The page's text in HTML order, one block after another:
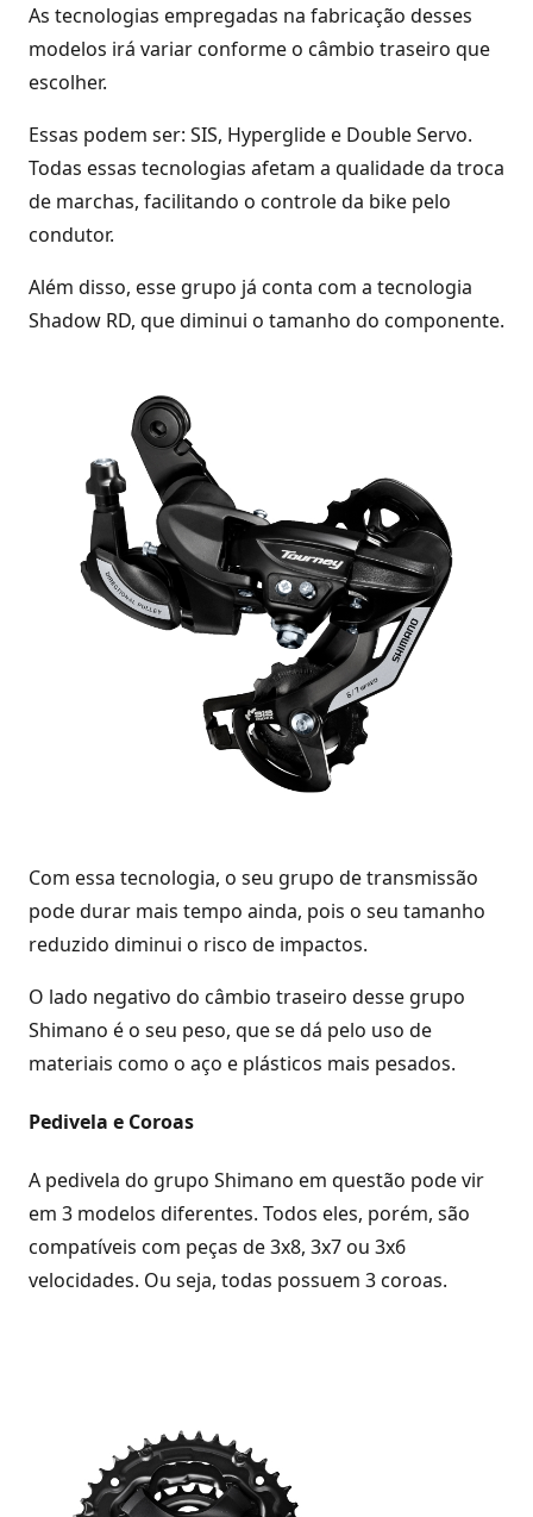
As tecnologias empregadas na fabricação desses
modelos irá variar conforme o câmbio traseiro que
escolher.
Essas podem ser: SIS, Hyperglide e Double Servo.
Todas essas tecnologias afetam a qualidade da troca
de marchas, facilitando o controle da bike pelo
condutor.
Além disso, esse grupo já conta com a tecnologia
Shadow RD, que diminui o tamanho do componente.
Com essa tecnologia, o seu grupo de transmissão
pode durar mais tempo ainda, pois o seu tamanho
reduzido diminui o risco de impactos.
O lado negativo do câmbio traseiro desse grupo
Shimano é o seu peso, que se dá pelo uso de
materiais como o aço e plásticos mais pesados.
Pedivela e Coroas
A pedivela do grupo Shimano em questão pode vir
em 3 modelos diferentes. Todos eles, porém, são
compatíveis com peças de 3x8, 3x7 ou 3x6
velocidades. Ou seja, todas possuem 3 coroas.